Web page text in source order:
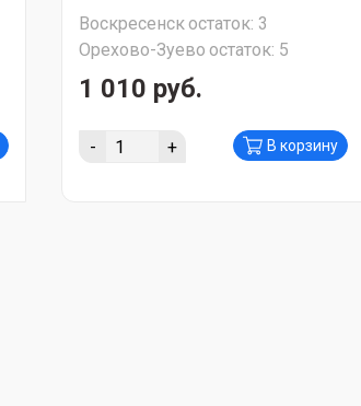
Воскресенскостаток: 3
Орехово-Зуево остаток: 5
1 010 руб.
- + В корзину